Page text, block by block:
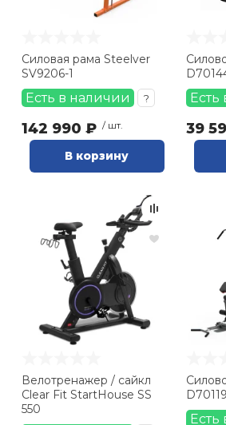
Силовая рама Steelver
SV9206-1
Есть в наличии ?
142 990 ₽ / шт.
В корзину
Есть
39
Велотренажер / сайкл
Clear Fit StartHouse SS
550
D70119
Есть